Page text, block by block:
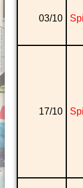
03/10
17/10